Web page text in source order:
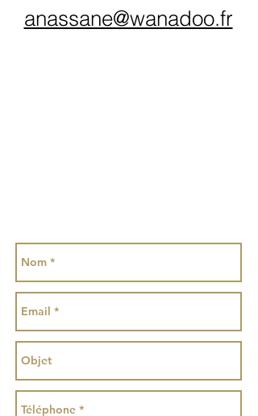
anassane@wanadoo.fr